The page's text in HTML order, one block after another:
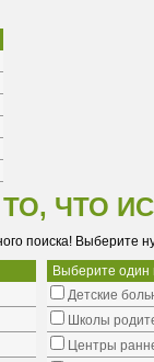
ЧТО
поиска! Выберите
Выберите
Детские
Школы
Центры